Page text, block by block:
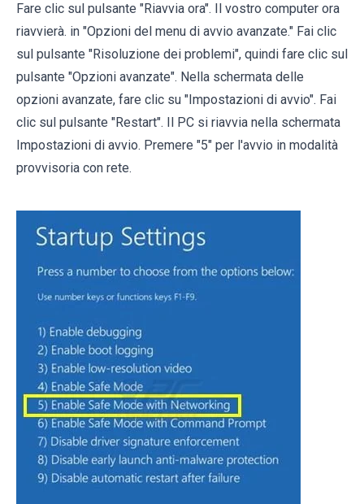
Fare clic sul pulsante "Riavvia ora". Il vostro computer ora
riavvierà. in "Opzioni del menu di avvio avanzate." Fai clic
sul pulsante "Risoluzione dei problemi", quindi fare clic sul
pulsante "Opzioni avanzate". Nella schermata delle
opzioni avanzate, fare clic su "Impostazioni di avvio". Fai
clic sul pulsante "Restart". Il PC si riavvia nella schermata
Impostazioni di avvio. Premere "5" per l'avvio in modalità
provvisoria con rete.